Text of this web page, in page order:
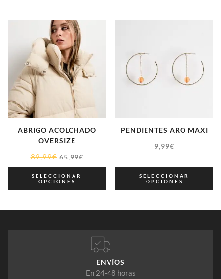
ABRIGO ACOLCHADO
OVERSIZE
89,99€ 65,99€
SELECCIONAR
OPCIONES
PENDIENTES ARO MAXI
9,99€
SELECCIONAR
OPCIONES
ENVÍOS
En 24-48 horas